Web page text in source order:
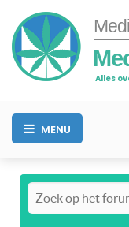
Alles
MENU